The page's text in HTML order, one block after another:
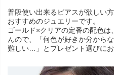
普段使い出来るピアスが欲しい
おすすめのジュエリーです。
ゴールド×クリアの定番の配色
んので、「何色が好きか分から
難しい…」とプレゼント選びに